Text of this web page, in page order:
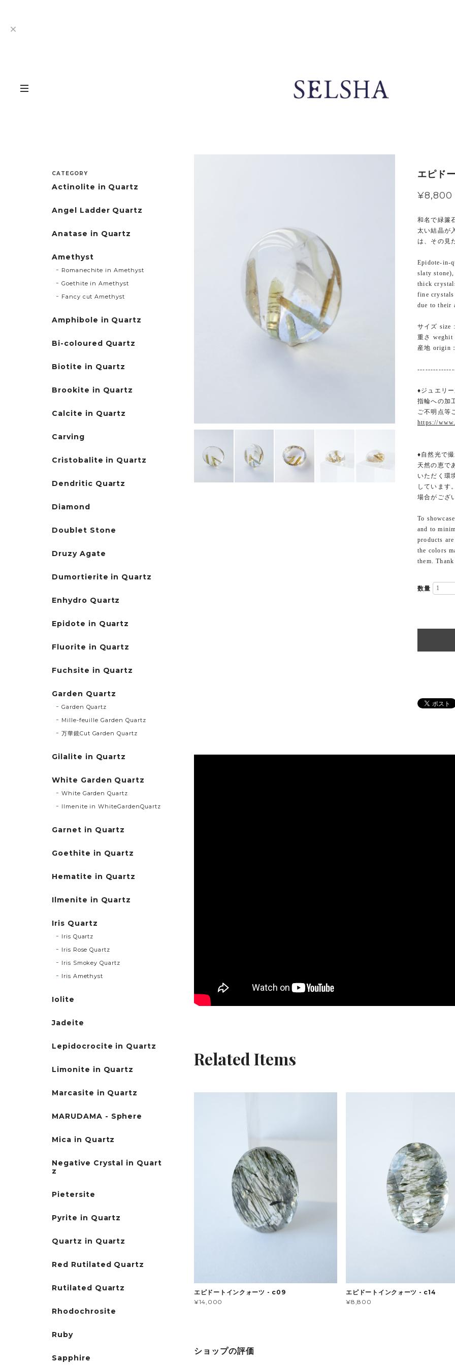
エピド
¥8,800
和名で緑簾
太い結晶が
は、その見
Epidote-in-
slaty
thick
fine
due to their
サイズ size
重さ weghit
産地 origin
♦ジュエリ
指輪への加
ご不明点等
https://
♦自然光で
天然の恵で
いただく環
しています
場合がござ
To
and to
products
the colors
them.
数量
Related Items
エピドートインクォーツ - c09
¥14,000
エピドートインクォーツ - c14
¥8,800
ショップの評価
CATEGORY
Actinolite in Quartz
Angel Ladder Quartz
Anatase in Quartz
Amethyst
Romanechite in Amethyst
Goethite in Amethyst
Fancy cut Amethyst
Amphibole in Quartz
Bi-coloured Quartz
Biotite in Quartz
Brookite in Quartz
Calcite in Quartz
Carving
Cristobalite in Quartz
Dendritic Quartz
Diamond
Doublet Stone
Druzy Agate
Dumortierite in Quartz
Enhydro Quartz
Epidote in Quartz
Fluorite in Quartz
Fuchsite in Quartz
Garden Quartz
Garden Quartz
Mille-feuille Garden Quartz
万華鏡Cut Garden Quartz
Gilalite in Quartz
White Garden Quartz
White Garden Quartz
Ilmenite in WhiteGardenQuartz
Garnet in Quartz
Goethite in Quartz
Hematite in Quartz
Ilmenite in Quartz
Iris Quartz
Iris Quartz
Iris Rose Quartz
Iris Smokey Quartz
Iris Amethyst
Iolite
Jadeite
Lepidocrocite in Quartz
Limonite in Quartz
Marcasite in Quartz
MARUDAMA - Sphere
Mica in Quartz
Negative Crystal in Quart
z
Pietersite
Pyrite in Quartz
Quartz in Quartz
Red Rutilated Quartz
Rutilated Quartz
Rhodochrosite
Ruby
Sapphire